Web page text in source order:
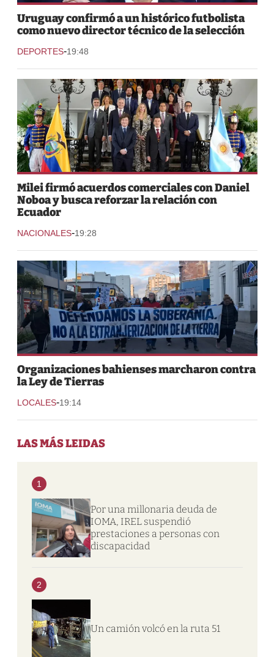
Uruguay confirmó a un histórico futbolista
como nuevo director técnico de la selección
DEPORTES-19:48
Milei firmó acuerdos comerciales con Daniel
Noboa y busca reforzar la relación con
Ecuador
NACIONALES-19:28
Organizaciones bahienses marcharon contra
la Ley de Tierras
LOCALES-19:14
LAS MÁS LEIDAS
1
Por una millonaria deuda de
IOMA, IREL suspendió
prestaciones a personas con
discapacidad
2
Un camión volcó en la ruta 51